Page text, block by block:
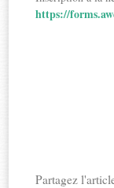
https://
Partagez